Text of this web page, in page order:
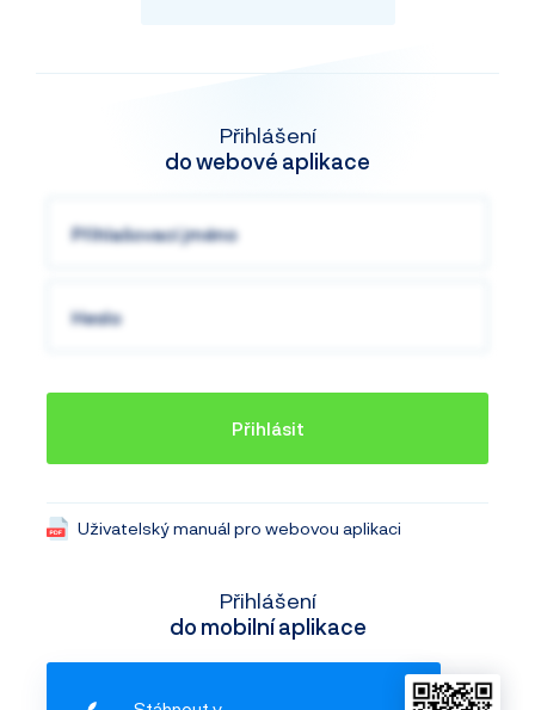
zvyšuje citlivost a přesnost určování pozice.
Přihlášení
do webové aplikace
Přihlásit
Uživatelský manuál pro webovou aplikaci
Přihlášení
do mobilní aplikace